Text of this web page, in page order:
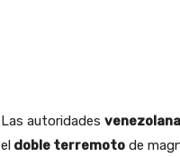
Las autoridades
el doble terremoto de